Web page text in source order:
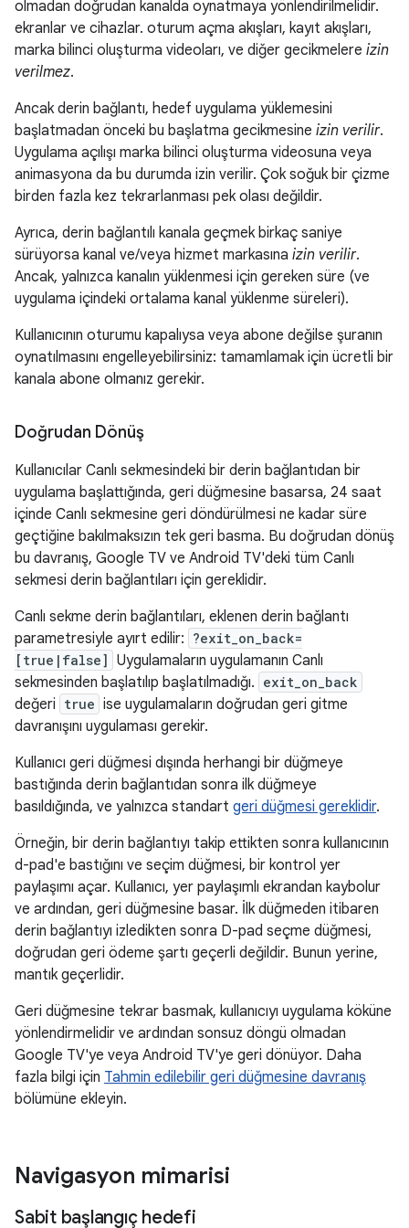
olmadan doğrudan kanalda oynatmaya yönlendirilmelidir.
ekranlar ve cihazlar. oturum açma akışları, kayıt akışları,
marka bilinci oluşturma videoları, ve diğer gecikmelere izin
verilmez.
Ancak derin bağlantı, hedef uygulama yüklemesini
başlatmadan önceki bu başlatma gecikmesine izin verilir.
Uygulama açılışı marka bilinci oluşturma videosuna veya
animasyona da bu durumda izin verilir. Çok soğuk bir çizme
birden fazla kez tekrarlanması pek olası değildir.
Ayrıca, derin bağlantılı kanala geçmek birkaç saniye
sürüyorsa kanal ve/veya hizmet markasına izin verilir.
Ancak, yalnızca kanalın yüklenmesi için gereken süre (ve
uygulama içindeki ortalama kanal yüklenme süreleri).
Kullanıcının oturumu kapalıysa veya abone değilse şuranın
oynatılmasını engelleyebilirsiniz: tamamlamak için ücretli bir
kanala abone olmanız gerekir.
Doğrudan Dönüş
Kullanıcılar Canlı sekmesindeki bir derin bağlantıdan bir
uygulama başlattığında, geri düğmesine basarsa, 24 saat
içinde Canlı sekmesine geri döndürülmesi ne kadar süre
geçtiğine bakılmaksızın tek geri basma. Bu doğrudan dönüş
bu davranış, Google TV ve Android TV'deki tüm Canlı
sekmesi derin bağlantıları için gereklidir.
Canlı sekme derin bağlantıları, eklenen derin bağlantı
parametresiyle ayırt edilir: ?exit_on_back=
[true|false] Uygulamaların uygulamanın Canlı
sekmesinden başlatılıp başlatılmadığı. exit_on_back
değeri true ise uygulamaların doğrudan geri gitme
davranışını uygulaması gerekir.
Kullanıcı geri düğmesi dışında herhangi bir düğmeye
bastığında derin bağlantıdan sonra ilk düğmeye
basıldığında, ve yalnızca standart geri düğmesi gereklidir.
Örneğin, bir derin bağlantıyı takip ettikten sonra kullanıcının
d-pad'e bastığını ve seçim düğmesi, bir kontrol yer
paylaşımı açar. Kullanıcı, yer paylaşımlı ekrandan kaybolur
ve ardından, geri düğmesine basar. İlk düğmeden itibaren
derin bağlantıyı izledikten sonra D-pad seçme düğmesi,
doğrudan geri ödeme şartı geçerli değildir. Bunun yerine,
mantık geçerlidir.
Geri düğmesine tekrar basmak, kullanıcıyı uygulama köküne
yönlendirmelidir ve ardından sonsuz döngü olmadan
Google TV'ye veya Android TV'ye geri dönüyor. Daha
fazla bilgi için Tahmin edilebilir geri düğmesine davranış
bölümüne ekleyin.
Navigasyon mimarisi
Sabit başlangıç hedefi